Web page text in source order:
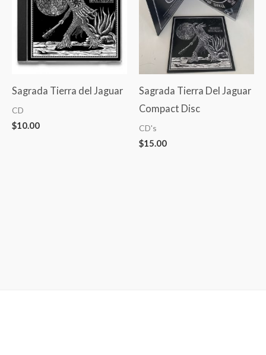
Sagrada Tierra del Jaguar
CD
$10.00
Sagrada Tierra Del Jaguar
Compact Disc
CD's
$15.00